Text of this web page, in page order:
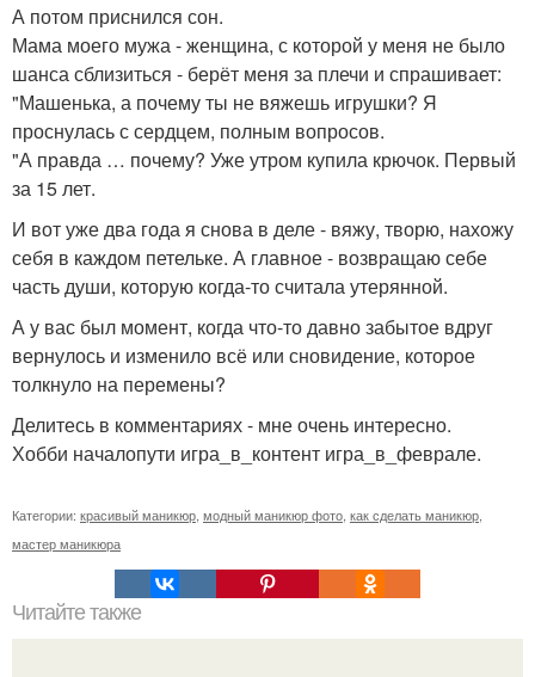
А потом приснился сон.
Мама моего мужа - женщина, с которой у меня не было
шанса сблизиться - берёт меня за плечи и спрашивает:
"Машенька, а почему ты не вяжешь игрушки? Я
проснулась с сердцем, полным вопросов.
"А правда … почему? Уже утром купила крючок. Первый
за 15 лет.
И вот уже два года я снова в деле - вяжу, творю, нахожу
себя в каждом петельке. А главное - возвращаю себе
часть души, которую когда-то считала утерянной.
А у вас был момент, когда что-то давно забытое вдруг
вернулось и изменило всё или сновидение, которое
толкнуло на перемены?
Делитесь в комментариях - мне очень интересно.
Хобби началопути игра_в_контент игра_в_феврале.
Категории: красивый маникюр модный маникюр фото как сделать маникюр
мастер маникюра
Читайте также